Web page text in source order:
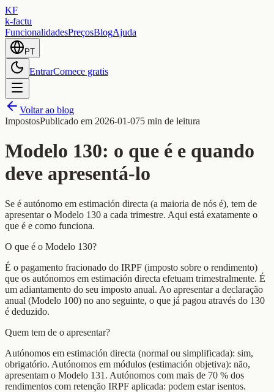
KF
k-factu
FuncionalidadesPreçosBlogAjuda
PT
EntrarComece gratis
Voltar ao blog
ImpostosPublicado em 2026-01-075 min de leitura
Modelo 130: o que é e quando
deve apresentá-lo
Se é autónomo em estimación directa (a maioria de nós é), tem de
apresentar o Modelo 130 a cada trimestre. Aqui está exatamente o
que é e como funciona.
O que é o Modelo 130?
É o pagamento fracionado do IRPF (imposto sobre o rendimento)
que os autónomos em estimación directa efetuam trimestralmente. É
um adiantamento do seu imposto anual. Ao apresentar a declaração
anual (Modelo 100) no ano seguinte, o que já pagou através do 130
é deduzido.
Quem tem de o apresentar?
Autónomos em estimación directa (normal ou simplificada): sim,
obrigatório. Autónomos em módulos (estimación objetiva): não,
apresentam o Modelo 131. Autónomos com mais de 70 % dos
rendimentos com retenção IRPF aplicada: podem estar isentos.